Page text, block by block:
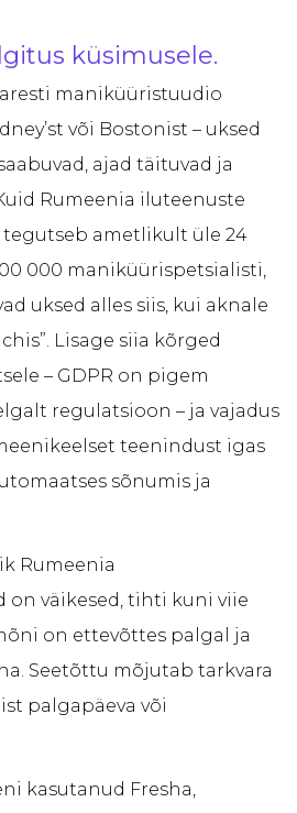
küsimusele.
maniküüristuudio
või Bostonist – uksed
ajad täituvad ja
Rumeenia iluteenuste
ametlikult üle 24
000 maniküürispetsialisti,
uksed alles siis, kui aknale
Lisage siia kõrged
– GDPR on pigem
regulatsioon – ja vajadus
teenindust igas
sõnumis ja
Rumeenia
väikesed, tihti kuni viie
on ettevõttes palgal ja
Seetõttu mõjutab tarkvara
palgapäeva või
kasutanud Fresha,